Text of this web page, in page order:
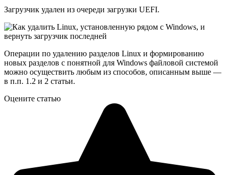
Загрузчик удален из очереди загрузки UEFI.
Операции по удалению разделов Linux и формированию
новых разделов с понятной для Windows файловой системой
можно осуществить любым из способов, описанным выше —
в п.п. 1.2 и 2 статьи.
Оцените статью